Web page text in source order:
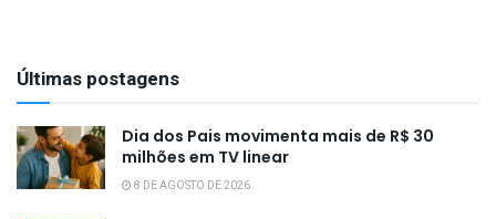
Últimas postagens
Dia dos Pais movimenta mais de R$ 30
milhões em TV linear
8 DE AGOSTO DE 2026